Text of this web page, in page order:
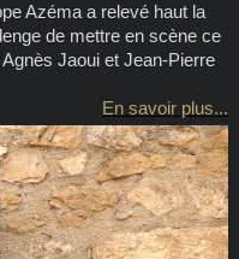
Azéma a relevé haut la
de mettre en scène ce
Jaoui et Jean-Pierre
En savoir plus...